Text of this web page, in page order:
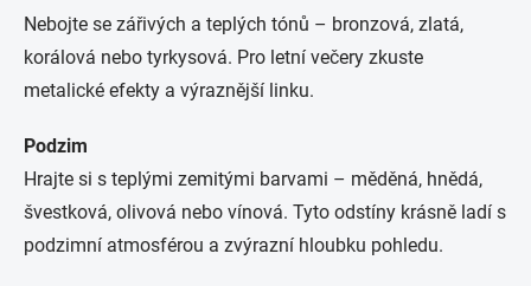
Nebojte se zářivých a teplých tónů – bronzová, zlatá,
korálová nebo tyrkysová. Pro letní večery zkuste
metalické efekty a výraznější linku.
Podzim
Hrajte si s teplými zemitými barvami – měděná, hnědá,
švestková, olivová nebo vínová. Tyto odstíny krásně ladí s
podzimní atmosférou a zvýrazní hloubku pohledu.